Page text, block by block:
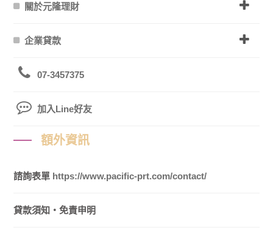
關於元隆理財
企業貸款
07-3457375
加入Line好友
額外資訊
諮詢表單 https://www.pacific-prt.com/contact/
貸款須知・免責申明